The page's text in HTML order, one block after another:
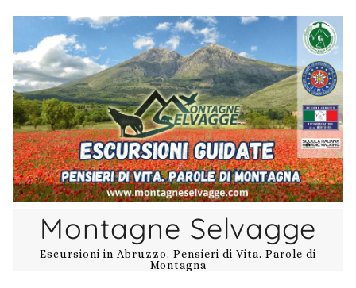
contenuto
Montagne Selvagge
Escursioni in Abruzzo. Pensieri di Vita. Parole di
Montagna